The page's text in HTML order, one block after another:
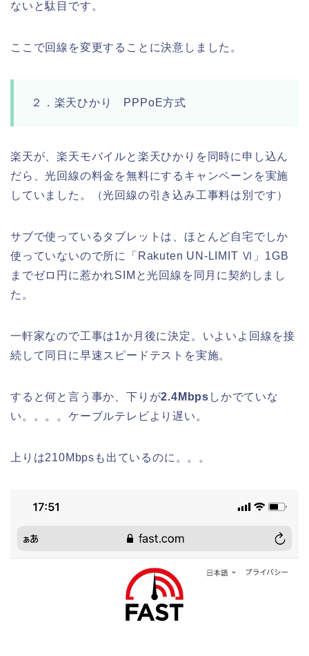
ないと駄目です。
ここで回線を変更することに決意しました。
２．楽天ひかり PPPoE方式
楽天が、楽天モバイルと楽天ひかりを同時に申し込ん
だら、光回線の料金を無料にするキャンペーンを実施
していました。（光回線の引き込み工事料は別です）
サブで使っているタブレットは、ほとんど自宅でしか
使っていないので所に「Rakuten UN-LIMIT Ⅵ」1GB
までゼロ円に惹かれSIMと光回線を同月に契約しまし
た。
一軒家なので工事は1か月後に決定。いよいよ回線を接
続して同日に早速スピードテストを実施。
すると何と言う事か、下りが2.4Mbps しかでていな
い。。。。ケーブルテレビより遅い。
上りは210Mbpsも出ているのに。。。